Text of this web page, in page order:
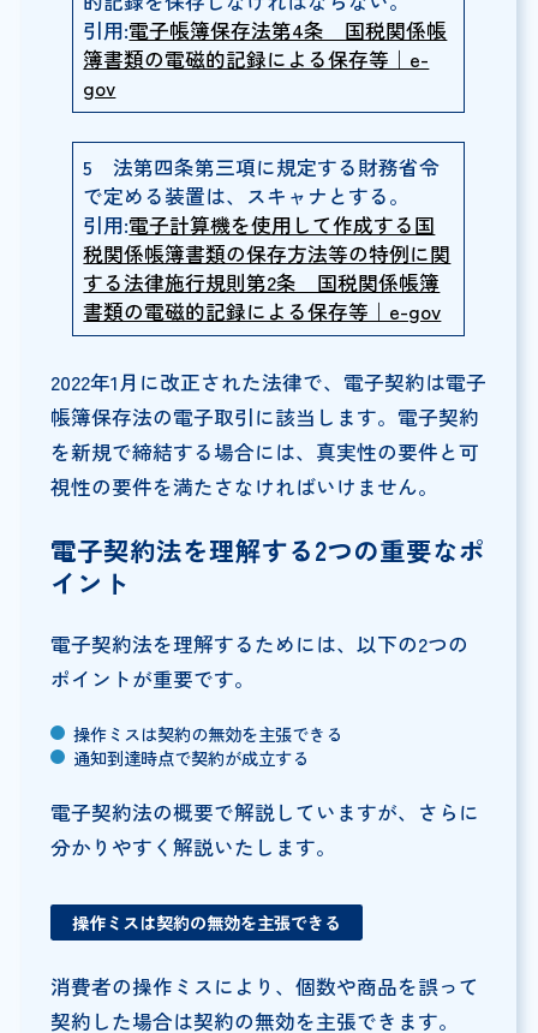
引用:電子帳簿保存法第4条 国税関係帳
簿書類の電磁的記録による保存等｜e-
gov
5 法第四条第三項に規定する財務省令
で定める装置は、スキャナとする。
引用:電子計算機を使用して作成する国
税関係帳簿書類の保存方法等の特例に関
する法律施行規則第2条 国税関係帳簿
書類の電磁的記録による保存等｜e-gov
2022年1月に改正された法律で、電子契約は電子
帳簿保存法の電子取引に該当します。電子契約
を新規で締結する場合には、真実性の要件と可
視性の要件を満たさなければいけません。
電子契約法を理解する2つの重要なポ
イント
電子契約法を理解するためには、以下の2つの
ポイントが重要です。
操作ミスは契約の無効を主張できる
通知到達時点で契約が成立する
電子契約法の概要で解説していますが、さらに
分かりやすく解説いたします。
操作ミスは契約の無効を主張できる
消費者の操作ミスにより、個数や商品を誤って
契約した場合は契約の無効を主張できます。